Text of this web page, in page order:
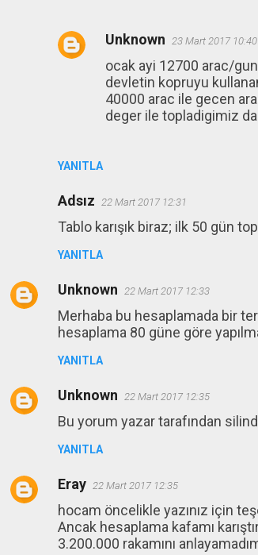
YANITLA
Unknown 23 Mart 2017 10:40
ocak ayi 12700 arac/
devletin kopruyu
40000 arac ile gecen
deger ile topladigimiz
Adsız 22 Mart 2017 12:31
Tablo karışık biraz; ilk 50 gün
YANITLA
Unknown 22 Mart 2017 12:33
Merhaba bu hesaplamada bir
hesaplama 80 güne göre
YANITLA
Unknown 22 Mart 2017 12:35
Bu yorum yazar tarafından
YANITLA
Eray 22 Mart 2017 12:35
hocam öncelikle yazınız için
Ancak hesaplama kafamı
3.200.000 rakamını